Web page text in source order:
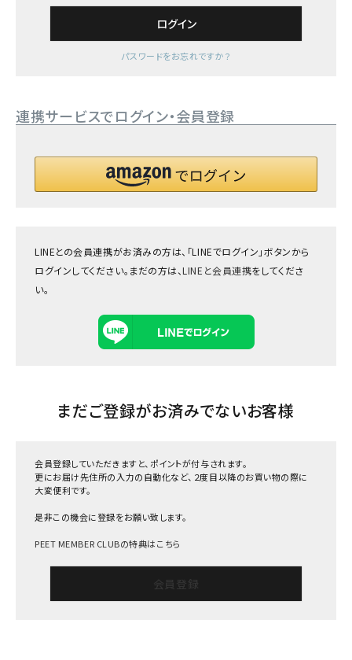
ログイン
パスワードをお忘れですか？
連携サービスでログイン・会員登録
LINEとの会員連携がお済みの方は、「LINEでログイン」ボタンから
ログインしてください。まだの方は、LINEと会員連携をしてくださ
い。
まだご登録がお済みでないお客様
会員登録していただきますと、ポイントが付与されます。
更にお届け先住所の入力の自動化など、２度目以降のお買い物の際に
大変便利です。
是非この機会に登録をお願い致します。
PEET MEMBER CLUBの特典はこちら
会員登録